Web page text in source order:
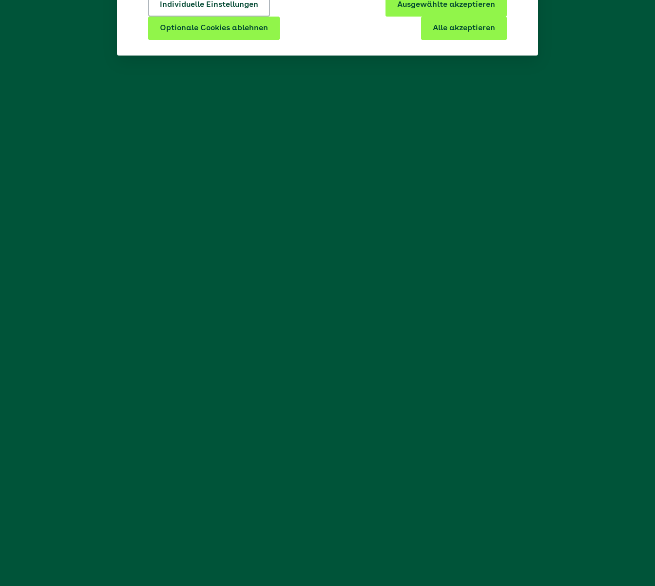
Individuelle Einstellungen Ausgewählte akzeptieren
Optionale Cookies ablehnen Alle akzeptieren